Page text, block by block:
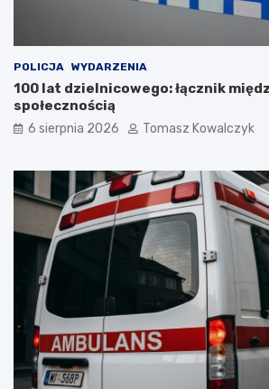
POLICJA WYDARZENIA
100 lat dzielnicowego: łącznik
społecznością
6 sierpnia 2026 Tomasz Kowalczyk